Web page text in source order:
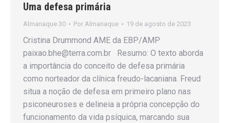
Uma defesa primária
Almanaque 30 Por Almanaque 19 de agosto de 2023
Cristina Drummond AME da EBP/AMP
paixao.bhe@terra.com.br Resumo: O texto aborda
a importância do conceito de defesa primária
como norteador da clínica freudo-lacaniana. Freud
situa a noção de defesa em primeiro plano nas
psiconeuroses e delineia a própria concepção do
funcionamento da vida psíquica, marcando sua